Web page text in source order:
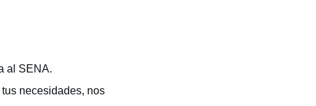
al SENA.
necesidades, nos